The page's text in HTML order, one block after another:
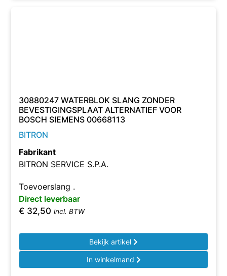
30880247 WATERBLOK SLANG ZONDER
BEVESTIGINGSPLAAT ALTERNATIEF VOOR
BOSCH SIEMENS 00668113
BITRON
Fabrikant
BITRON SERVICE S.P.A.
Toevoerslang .
Direct leverbaar
€ 32,50 incl. BTW
Bekijk artikel
In winkelmand